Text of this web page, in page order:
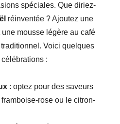
spéciales. Que diriez-
réinventée ? Ajoutez une
une mousse légère au café
Voici quelques
:
: optez pour des saveurs
rose ou le citron-